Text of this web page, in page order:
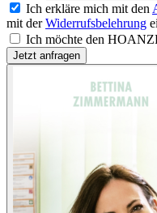
Ich erkläre mich mit den
mit derWiderrufsbelehrung
Ich möchte den